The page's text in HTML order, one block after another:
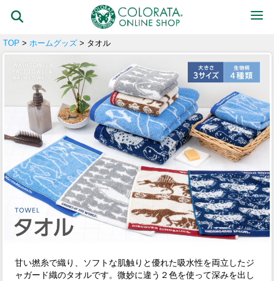
TOP > ホームグッズ > タオル
甘い撚糸で織り、ソフトな肌触りと優れた吸水性を両立したジ
ャガード織のタオルです。微妙に違う２色を使って深みを出し